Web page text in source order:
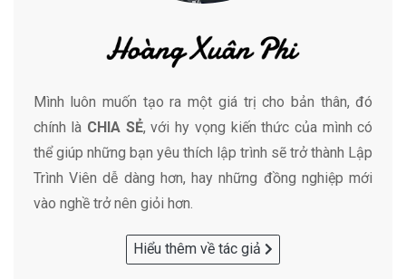
Mình luôn muốn tạo ra một giá trị cho bản thân, đó
chính là CHIA SẺ, với hy vọng kiến thức của mình có
thể giúp những bạn yêu thích lập trình sẽ trở thành Lập
Trình Viên dễ dàng hơn, hay những đồng nghiệp mới
vào nghề trở nên giỏi hơn.
Hiểu thêm về tác giả